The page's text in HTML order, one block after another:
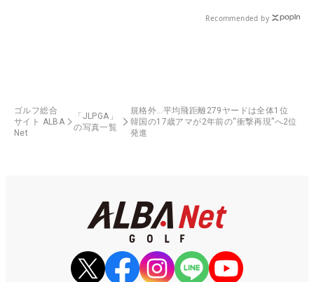
Recommended by
ゴルフ総合
サイト ALBA
Net
「JLPGA」
の写真一覧
規格外…平均飛距離279ヤードは全体1位
韓国の17歳アマが2年前の“衝撃再現”へ2位
発進